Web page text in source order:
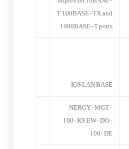
T, 100BASE-TX, and
1000BASE-T ports
IOS LAN BASE
NERGY-MGT-
100-K9, EW-DO-
100-DE